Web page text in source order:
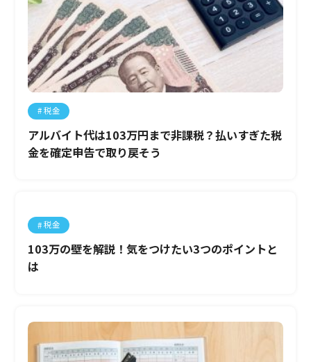
税金
アルバイト代は103万円まで非課税？払いすぎた税
金を確定申告で取り戻そう
税金
103万の壁を解説！気をつけたい3つのポイントと
は